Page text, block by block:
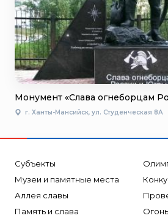
Монумент «Слава огнеборцам
г. Ханты-Мансийск, ул. Студенческая 8А
Субъекты
Музеи и памятные места
Аллея славы
Память и слава